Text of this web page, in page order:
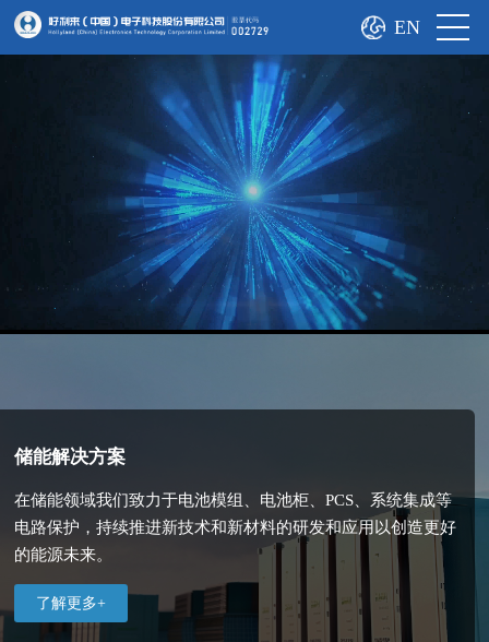
EN
储能解决方案
在储能领域我们致力于电池模组、电池柜、PCS、系统集成等
电路保护，持续推进新技术和新材料的研发和应用以创造更好
的能源未来。
了解更多+
专注为客户提供可靠电力和持久价值，应用于组串式逆变器、
集中式逆变器和光伏汇流箱等电路保护,选择我们的光伏解决方
案你将获得绿色、高效、可持续的能源。
我们提供可靠、全面的风电解决方案，致力于减少碳排放、提
高能源效率,以积极寻求技术突破和产品创新，专业提供风电变
桨系统，变频器中的电路安全保护。
共同推动人类动力能源的更大进步,我们的产品涵盖动力电池、
高压配电盒、车载充电机、电池管理系统等电路安全保护，让
更多人享受更加智慧、清洁的出行体验。
基于稳定动力，保证绿色出行，应用于直流充电桩、交流充电
桩电路安全保护，一起推动清洁能源的发展，为可持续出行铺
平道路。
智能家居赋能美好生活，广泛应用于家用电器、电源、照明等
智能家居领域的电路安全保护，一起开启智慧生活新时代，为
客户创造更加便捷、安全、舒适的智能家居体验。
人工智能、物联网(IOT)、大数据分析、智能机房等新一代信息
技术系统的电路安全保护，推动制造业的数字化和智能化进
程，为客户创造更高效、可靠、智能的制造解决方案。